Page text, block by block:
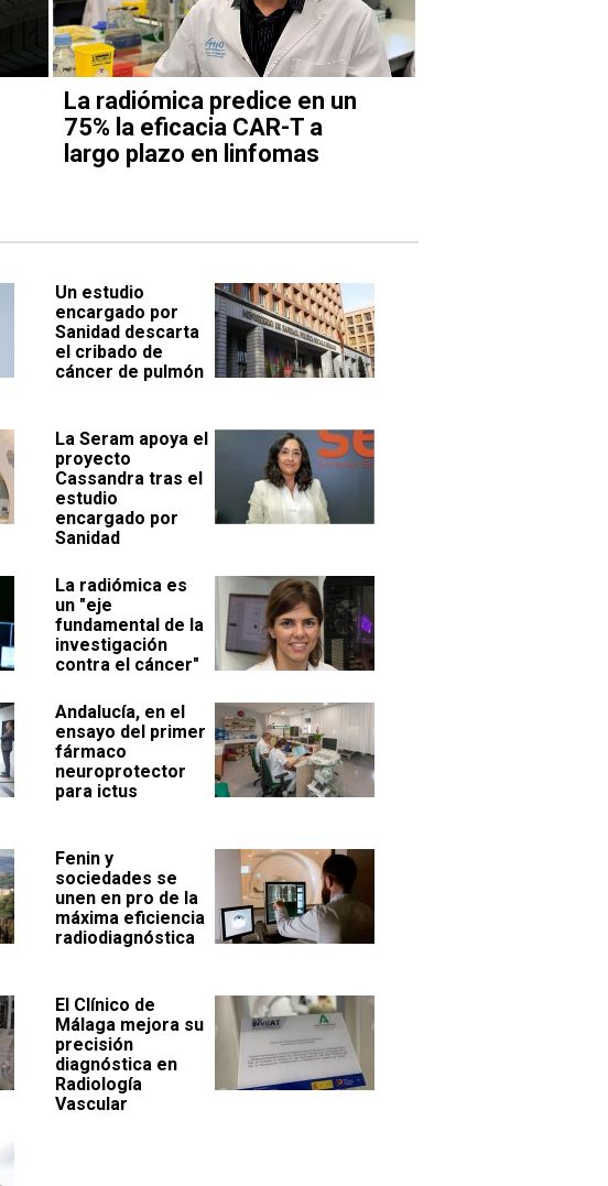
La radiómica predice en un
75% la eficacia CAR-T a
largo plazo en linfomas
Un estudio
encargado por
Sanidad descarta
el cribado de
cáncer de pulmón
La Seram apoya el
proyecto
Cassandra tras el
estudio
encargado por
Sanidad
La radiómica es
un "eje
fundamental de la
investigación
contra el cáncer"
Andalucía, en el
ensayo del primer
fármaco
neuroprotector
para ictus
Fenin y
sociedades se
unen en pro de la
máxima eficiencia
radiodiagnóstica
El Clínico de
Málaga mejora su
precisión
diagnóstica en
Radiología
Vascular